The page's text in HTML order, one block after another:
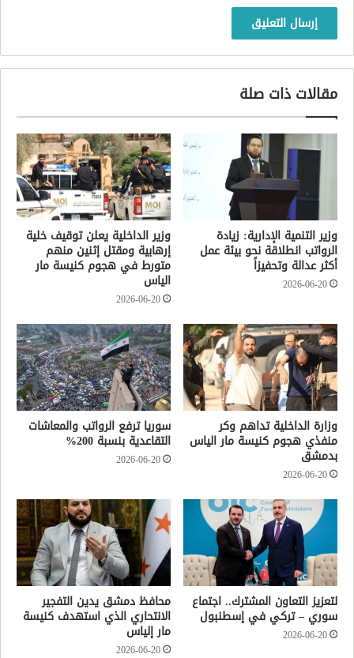
مقالات ذات صلة
وزير التنمية الإدارية: زيادة
الرواتب انطلاقة نحو بيئة عمل
أكثر عدالة وتحفيزاً
2026-06-20
وزير الداخلية يعلن توقيف خلية
إرهابية ومقتل إثنين منهم
متورط في هجوم كنيسة مار
الياس
2026-06-20
وزارة الداخلية تداهم وكر
منفذي هجوم كنيسة مار الياس
بدمشق
2026-06-20
سوريا ترفع الرواتب والمعاشات
التقاعدية بنسبة 200%
2026-06-20
لتعزيز التعاون المشترك.. اجتماع
سوري – تركي في إسطنبول
2026-06-20
محافظ دمشق يدين التفجير
الانتحاري الذي استهدف كنيسة
مار إلياس
2026-06-20